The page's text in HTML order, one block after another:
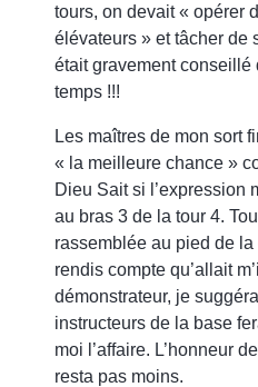
tours, on devait « opérer
élévateurs » et tâcher de
était gravement conseillé
temps !!!
Les maîtres de mon sort
« la meilleure chance »
Dieu Sait si l’expression
au bras 3 de la tour 4.
rassemblée au pied de
rendis compte qu’allait
démonstrateur, je
instructeurs de la base
moi l’affaire. L’honneur
resta pas moins.